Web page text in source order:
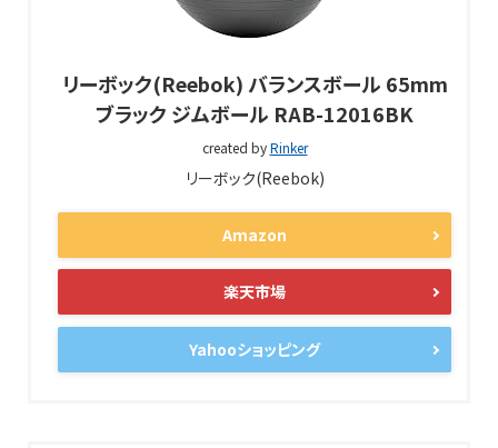
リーボック(Reebok) バランスボール 65mm
ブラック ジムボール RAB-12016BK
created byRinker
リーボック(Reebok)
Amazon
楽天市場
Yahooショッピング